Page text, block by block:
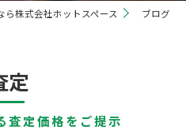
株式会社ホットスペース ブログ
定
査定価格をご提示